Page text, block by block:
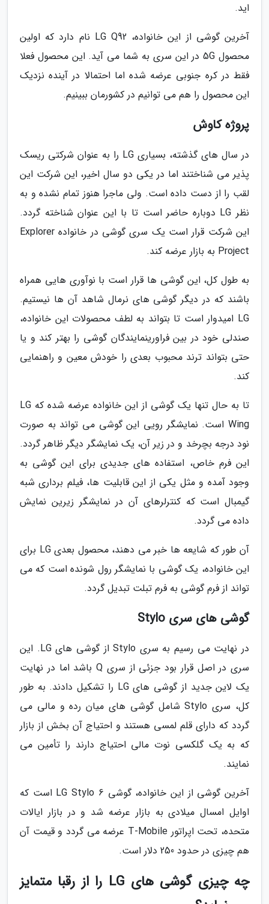
اید.
آخرین گوشی از این خانواده، LG Q92 نام دارد که اولین
محصول 5G در این سری به شما می آید. این محصول فعلا
فقط در کره جنوبی عرضه شده اما احتمالا در آینده نزدیک
این محصول را هم می توانیم در کشورمان ببینیم.
پروژه کاوش
در سال های گذشته، بسیاری LG را به عنوان شرکتی ریسک
پذیر می شناختند اما در یکی دو سال اخیر، این شرکت این
لقب را از دست داده است. ولی ماجرا هنوز تمام نشده و به
نظر LG دوباره حاضر است تا با این عنوان شناخته گردد.
این شرکت قرار است یک سری گوشی در خانواده Explorer
Project به بازار عرضه کند.
به طول کل، این گوشی ها قرار است با نوآوری هایی همراه
باشند که در دیگر گوشی های نرمال شاهد آن ها نیستیم.
LG امیدوار است تا بتواند به لطف محصولات این خانواده،
صندلی خود در بین فراورینمایندگان گوشی را بهتر کند و یا
حتی بتواند ترند محبوب بعدی را خودش معین و راهنمایی
کند.
تا به حال تنها یک گوشی از این خانواده عرضه شده که LG
Wing است. نمایشگر رویی این گوشی می تواند به صورت
نود درجه بچرخد و در زیر آن، یک نمایشگر دیگر ظاهر گردد.
این فرم خاص، استفاده های جدیدی برای این گوشی به
وجود آمده و مثل یکی از این قابلیت ها، فیلم برداری شبه
گیمبال است که کنترلرهای آن در نمایشگر زیرین نمایش
داده می گردد.
آن طور که شایعه ها خبر می دهند، محصول بعدی LG برای
این خانواده، یک گوشی با نمایشگر رول شونده است که می
تواند از فرم گوشی به فرم تبلت تبدیل گردد.
گوشی های سری Stylo
در نهایت می رسیم به سری Stylo از گوشی های LG. این
سری در اصل قرار بود جزئی از سری Q باشد اما در نهایت
یک لاین جدید از گوشی های LG را تشکیل دادند. به طور
کل، سری Stylo شامل گوشی های میان رده و مالی می
گردد که دارای قلم لمسی هستند و احتیاج آن بخش از بازار
که به یک گلکسی نوت مالی احتیاج دارند را تأمین می
نمایند.
آخرین گوشی از این خانواده، گوشی LG Stylo 6 است که
اوایل امسال میلادی به بازار عرضه شد و در بازار ایالات
متحده، تحت اپراتور T-Mobile عرضه می گردد و قیمت آن
هم چیزی در حدود 250 دلار است.
چه چیزی گوشی های LG را از رقبا متمایز